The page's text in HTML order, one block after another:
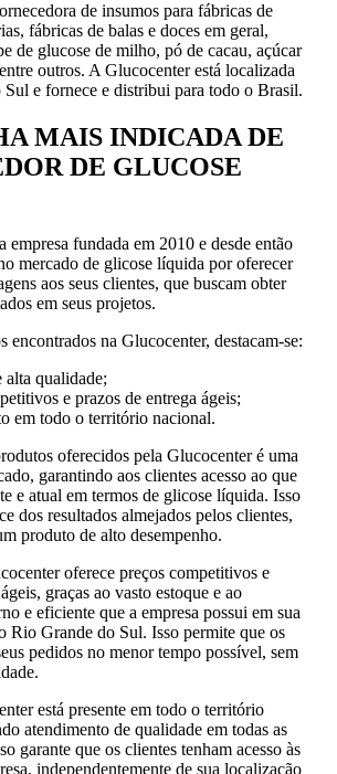
de insumos para fábricas de
fábricas de balas e doces em geral,
de glucose de milho, pó de cacau, açúcar
outros. A Glucocenter está localizada
e fornece e distribui para todo o Brasil.
MAIS INDICADA DE
DE GLUCOSE
empresa fundada em 2010 e desde então
mercado de glicose líquida por oferecer
aos seus clientes, que buscam obter
em seus projetos.
encontrados na Glucocenter, destacam-se:
alta qualidade;
e prazos de entrega ágeis;
em todo o território nacional.
oferecidos pela Glucocenter é uma
garantindo aos clientes acesso ao que
e atual em termos de glicose líquida. Isso
dos resultados almejados pelos clientes,
produto de alto desempenho.
oferece preços competitivos e
graças ao vasto estoque e ao
e eficiente que a empresa possui em sua
Rio Grande do Sul. Isso permite que os
pedidos no menor tempo possível, sem
está presente em todo o território
atendimento de qualidade em todas as
garante que os clientes tenham acesso às
independentemente de sua localização